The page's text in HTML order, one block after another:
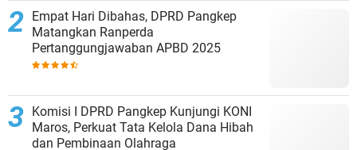
Empat Hari Dibahas, DPRD Pangkep
Matangkan Ranperda
Pertanggungjawaban APBD 2025
Komisi I DPRD Pangkep Kunjungi KONI
Maros, Perkuat Tata Kelola Dana Hibah
dan Pembinaan Olahraga